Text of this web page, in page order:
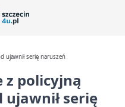
ujawnił serię naruszeń
z policyjną
ujawnił serię